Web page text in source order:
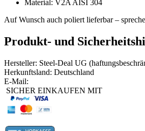
Material: V2A AISI 304
Auf Wunsch auch poliert lieferbar –
Produkt- und
Hersteller: Steel-Deal UG
Herkunftsland: Deutschland
E-Mail:
SICHER EINKAUFEN MIT